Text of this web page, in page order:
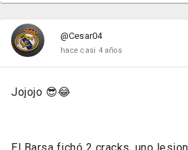
@Cesar04
hace casi 4 años
Jojojo 😎😂